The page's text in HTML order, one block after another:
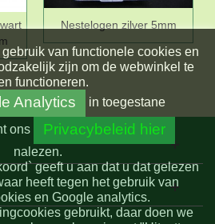
Nestelogen zilver 5mm
van functionele cookies en
zijn om de webwinkel te
functioneren.
Analytics
in toegestane
ons Privacybeleid hier
nalezen.
geeft u aan dat u dat gelezen
heeft tegen het gebruik van
en Google analytics.
gebruikt, daar doen we